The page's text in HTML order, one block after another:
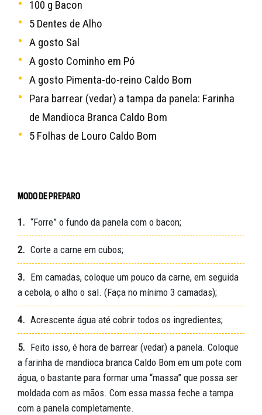
100 g Bacon
5 Dentes de Alho
A gosto Sal
A gosto Cominho em Pó
A gosto Pimenta-do-reino Caldo Bom
Para barrear (vedar) a tampa da panela: Farinha
de Mandioca Branca Caldo Bom
5 Folhas de Louro Caldo Bom
MODO DE PREPARO
1. “Forre” o fundo da panela com o bacon;
2. Corte a carne em cubos;
3. Em camadas, coloque um pouco da carne, em seguida
a cebola, o alho o sal. (Faça no mínimo 3 camadas);
4. Acrescente água até cobrir todos os ingredientes;
5. Feito isso, é hora de barrear (vedar) a panela. Coloque
a farinha de mandioca branca Caldo Bom em um pote com
água, o bastante para formar uma “massa” que possa ser
moldada com as mãos. Com essa massa feche a tampa
com a panela completamente.